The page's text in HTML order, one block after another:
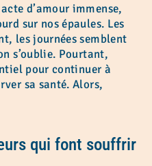
d’amour immense,
sur nos épaules. Les
les journées semblent
s’oublie. Pourtant,
pour continuer à
sa santé. Alors,
qui font souffrir